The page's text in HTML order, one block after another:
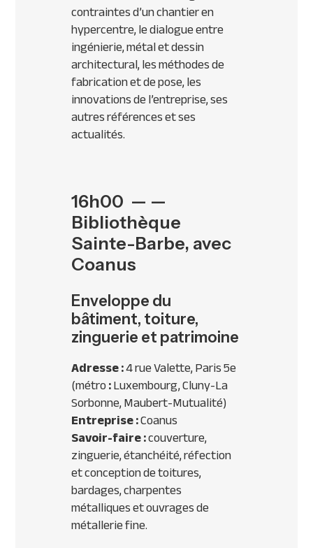
contraintes d’un chantier en
hypercentre, le dialogue entre
ingénierie, métal et dessin
architectural, les méthodes de
fabrication et de pose, les
innovations de l’entreprise, ses
autres références et ses
actualités.
16h00 — —
Bibliothèque
Sainte-Barbe, avec
Coanus
Enveloppe du
bâtiment, toiture,
zinguerie et patrimoine
Adresse :4 rue Valette, Paris 5e
(métro:Luxembourg, Cluny-La
Sorbonne, Maubert-Mutualité)
Entreprise :Coanus
Savoir-faire :couverture,
zinguerie, étanchéité, réfection
et conception de toitures,
bardages, charpentes
métalliques et ouvrages de
métallerie fine.